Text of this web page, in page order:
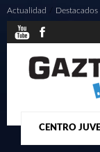
CENTRO
Actualidad Destacados